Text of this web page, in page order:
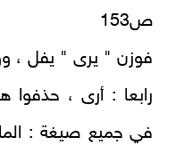
ص153
فوزن " يرى " يفل ،
رابعا : أرى ، حذفوا
في جميع صيغة :